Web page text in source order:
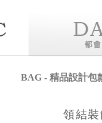
BAG - 精品設計包
領結